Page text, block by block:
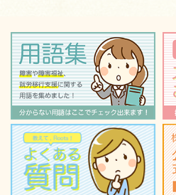
ウ
ィ
ン
ド
ウ
で
開
き
ま
す)
て
く
だ
さ
い
(新
し
い
ウ
ィ
ン
ド
ウ
で
開
き
ま
す)